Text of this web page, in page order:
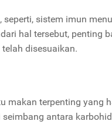
sistem imun
hal tersebut, penting
disesuaikan.
makan terpenting yang
antara